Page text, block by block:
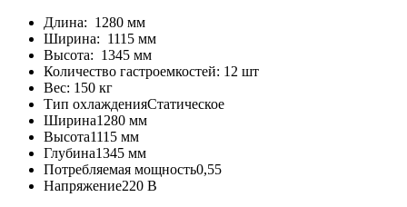
Длина: 1280 мм
Ширина: 1115 мм
Высота: 1345 мм
Количество гастроемкостей: 12 шт
Вес: 150 кг
Тип охлажденияСтатическое
Ширина1280 мм
Высота1115 мм
Глубина1345 мм
Потребляемая мощность0,55
Напряжение220 В